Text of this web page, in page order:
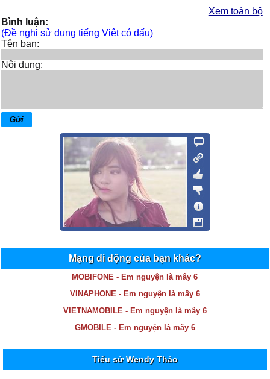
Xem toàn bộ
Bình luận:
(Đề nghị sử dụng tiếng Việt có dấu)
Tên bạn:
Nội dung:
Mạng di động của bạn khác?
MOBIFONE - Em nguyện là mây 6
VINAPHONE - Em nguyện là mây 6
VIETNAMOBILE - Em nguyện là mây 6
GMOBILE - Em nguyện là mây 6
Tiểu sử Wendy Thảo